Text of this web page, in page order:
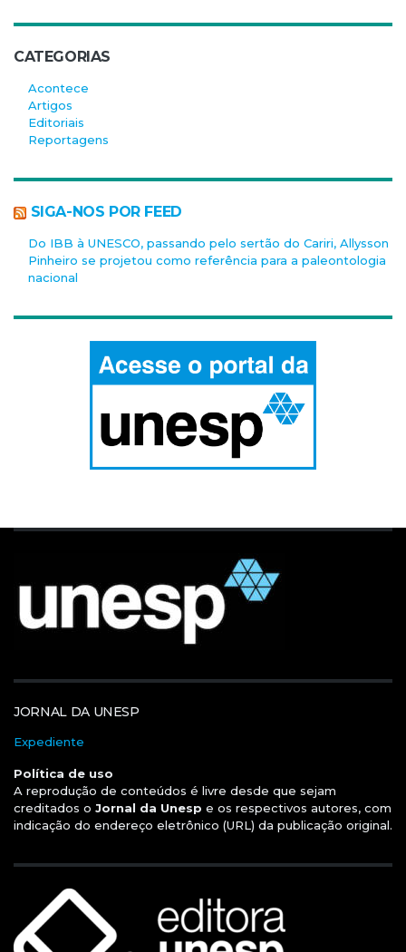
CATEGORIAS
Acontece
Artigos
Editoriais
Reportagens
SIGA-NOS POR FEED
Do IBB à UNESCO, passando pelo sertão do Cariri, Allysson
Pinheiro se projetou como referência para a paleontologia
nacional
JORNAL DA UNESP
Expediente
Política de uso
A reprodução de conteúdos é livre desde que sejam
creditados o Jornal da Unesp e os respectivos autores, com
indicação do endereço eletrônico (URL) da publicação original.